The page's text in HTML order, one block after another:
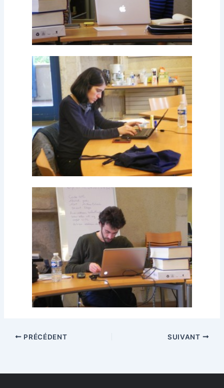
PRÉCÉDENT SUIVANT